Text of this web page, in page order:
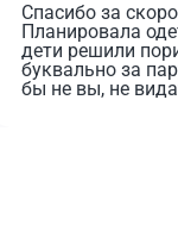
Спасибо за
Планировала
дети решили
буквально за
бы не вы, не